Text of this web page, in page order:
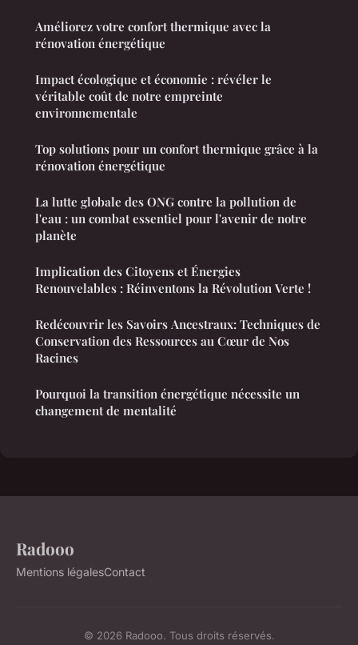
Améliorez votre confort thermique avec la
rénovation énergétique
Impact écologique et économie : révéler le
véritable coût de notre empreinte
environnementale
Top solutions pour un confort thermique grâce à la
rénovation énergétique
La lutte globale des ONG contre la pollution de
l'eau : un combat essentiel pour l'avenir de notre
planète
Implication des Citoyens et Énergies
Renouvelables : Réinventons la Révolution Verte !
Redécouvrir les Savoirs Ancestraux: Techniques de
Conservation des Ressources au Cœur de Nos
Racines
Pourquoi la transition énergétique nécessite un
changement de mentalité
Radooo
Mentions légalesContact
© 2026 Radooo. Tous droits réservés.